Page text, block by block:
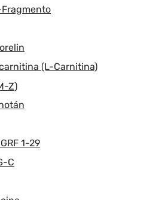
Fragmento
(L-Carnitina)
Z)
1-29
C